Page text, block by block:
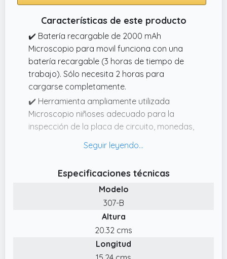
Características de este producto
✔️ Batería recargable de 2000 mAh
Microscopio para movil funciona con una
batería recargable (3 horas de tiempo de
trabajo). Sólo necesita 2 horas para
cargarse completamente.
✔️ Herramienta ampliamente utilizada
Microscopio niñoses adecuado para la
inspección de la placa de circuito, monedas,
detección de la piel, la inspección de la
observación biológica (no apto para
células),la inspección de control de calidad,
los profesionales médicos, investigadores
científicos, la mejora de la interactividad
entre padres e hijos, profesores y
✔️ Aumento 50X1000X Microscopio
Especificaciones técnicas
Modelo
307-B
Altura
20.32 cms
Longitud